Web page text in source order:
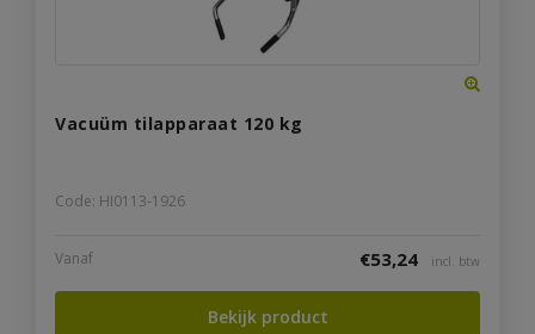
Vacuüm tilapparaat 120 kg
Code: HI0113-1926
Vanaf €53,24 incl. btw
Bekijk product